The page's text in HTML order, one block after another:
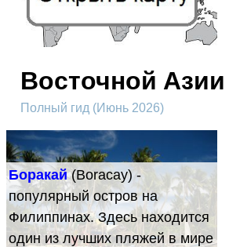
Восточной Азии
Полный гид (Июнь 2026)
Боракай(Boracay) -
популярный остров на
Филиппинах. Здесь находится
один из лучших пляжей в мире